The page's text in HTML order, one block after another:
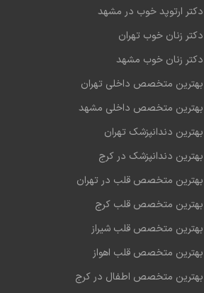
دکتر ارتوپد خوب در مشهد
دکتر زنان خوب تهران
دکتر زنان خوب مشهد
بهترین متخصص داخلی تهران
بهترین متخصص داخلی مشهد
بهترین دندانپزشک تهران
بهترین دندانپزشک در کرج
بهترین متخصص قلب در تهران
بهترین متخصص قلب کرج
بهترین متخصص قلب شیراز
بهترین متخصص قلب اهواز
بهترین متخصص اطفال در کرج